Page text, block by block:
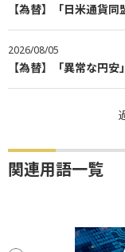
【為替】「日米通貨
2026/08/05
【為替】「異常な円
関連用語一覧